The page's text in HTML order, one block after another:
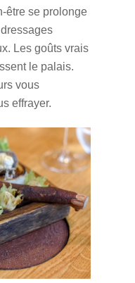
être se prolonge
Les goûts vrais
le palais.
vous
effrayer.